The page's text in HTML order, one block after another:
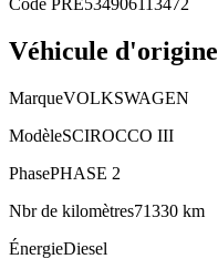
Véhicule d'origine
MarqueVOLKSWAGEN
ModèleSCIROCCO III
PhasePHASE 2
Nbr de kilomètres71330 km
ÉnergieDiesel